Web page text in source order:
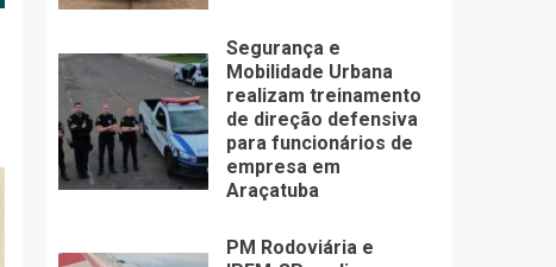
Segurança e
Mobilidade Urbana
realizam treinamento
de direção defensiva
para funcionários de
empresa em
Araçatuba
PM Rodoviária e